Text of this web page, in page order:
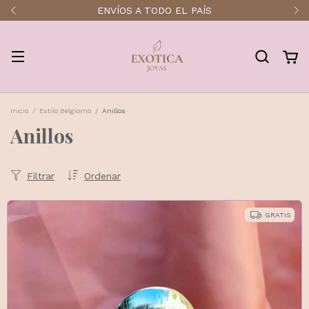
ENVÍOS A TODO EL PAÍS
Inicio / Estilo Belgiorno / Anillos
Anillos
Ordenar
Filtrar
GRATIS